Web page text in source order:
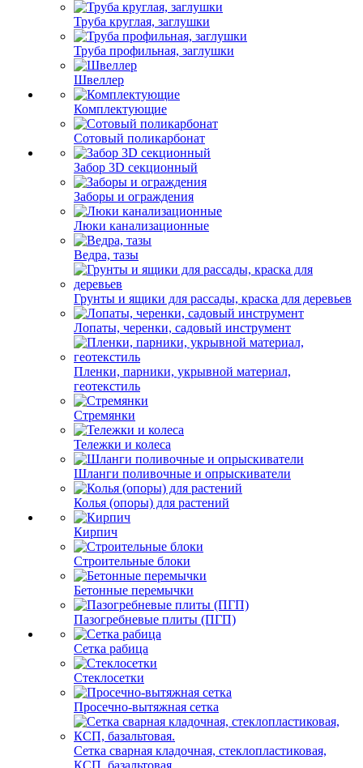
Труба круглая, заглушки
Труба профильная, заглушки
Швеллер
Комплектующие
Сотовый поликарбонат
Забор 3D секционный
Заборы и ограждения
Люки канализационные
Ведра, тазы
Грунты и ящики для рассады, краска для деревьев
Лопаты, черенки, садовый инструмент
Пленки, парники, укрывной материал,
геотекстиль
Стремянки
Тележки и колеса
Шланги поливочные и опрыскиватели
Колья (опоры) для растений
Кирпич
Строительные блоки
Бетонные перемычки
Пазогребневые плиты (ПГП)
Сетка рабица
Стеклосетки
Просечно-вытяжная сетка
Сетка сварная кладочная, стеклопластиковая,
КСП, базальтовая.